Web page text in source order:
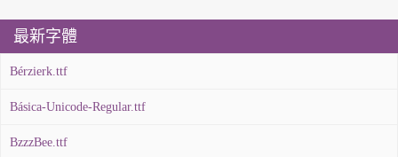
最新字體
Bérzierk.ttf
Básica-Unicode-Regular.ttf
BzzzBee.ttf